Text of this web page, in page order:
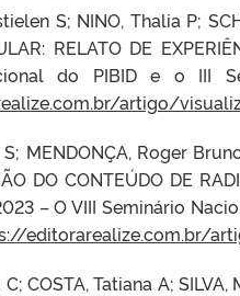
S; NINO, Thalia P;
RELATO DE
do PIBID e o III
artigo/
MENDONÇA, Roger
DO CONTEÚDO DE
–O VIII Seminário
editorarealize.com.br/
COSTA, Tatiana A;